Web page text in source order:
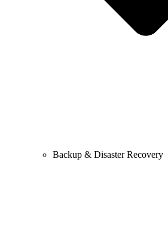
Backup & Disaster Recovery